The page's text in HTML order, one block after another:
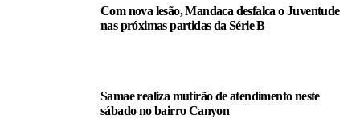
Com nova lesão, Mandaca desfalca o Juventude
nas próximas partidas da Série B
Samae realiza mutirão de atendimento neste
sábado no bairro Canyon